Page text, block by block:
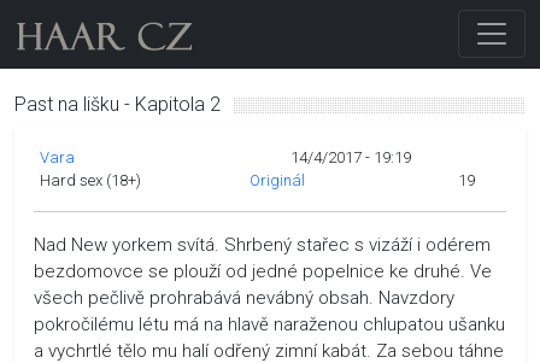
Past na lišku - Kapitola 2
Vara
14/4/2017 - 19:19
Hard sex (18+)
Originál 19
Nad New yorkem svítá. Shrbený stařec s vizáží i odérem
bezdomovce se plouží od jedné popelnice ke druhé. Ve
všech pečlivě prohrabává nevábný obsah. Navzdory
pokročilému létu má na hlavě naraženou chlupatou ušanku
a vychrtlé tělo mu halí odřený zimní kabát. Za sebou táhne